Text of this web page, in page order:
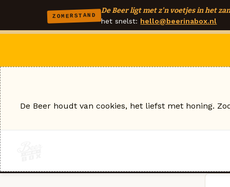
ZOMERSTAND
De Beer ligt met z'n voetjes in het
het snelst: hello@beerinabox.nl
De Beer houdt van cookies, het liefst met honing.